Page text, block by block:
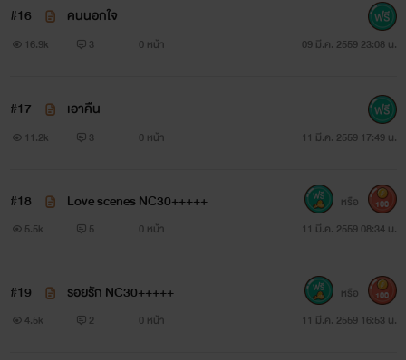
#16 คนนอกใจ
16.9k 3 0 หน้า 09 มี.ค. 2559 23:08 น.
#17 เอาคืน
11.2k 3 0 หน้า 11 มี.ค. 2559 17:49 น.
#18 Love scenes NC30+++++
5.5k 5 0 หน้า 11 มี.ค. 2559 08:34 น.
หรือ 100
#19 รอยรัก NC30+++++
4.5k 2 0 หน้า 11 มี.ค. 2559 16:53 น.
หรือ 100